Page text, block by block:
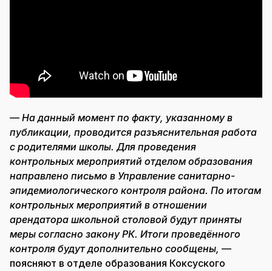
— На данный момент по факту, указанному в
публикации, проводится разъяснительная работа
с родителями школы. Для проведения
контрольных мероприятий отделом образования
направлено письмо в Управление санитарно-
эпидемиологического контроля района. По итогам
контрольных мероприятий в отношении
арендатора школьной столовой будут приняты
меры согласно закону РК. Итоги проведённого
контроля будут дополнительно сообщены, —
поясняют в отделе образования Коксуского